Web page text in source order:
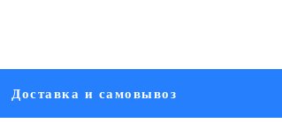
Доставка и самовывоз